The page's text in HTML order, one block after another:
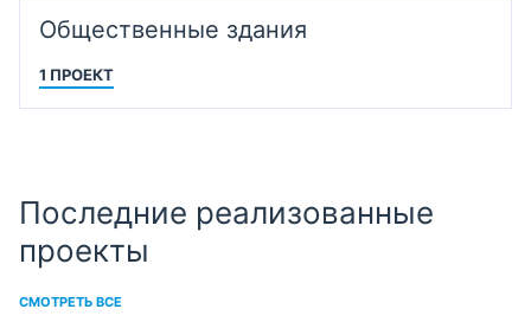
Общественные здания
1 ПРОЕКТ
Последние реализованные
проекты
СМОТРЕТЬ ВСЕ